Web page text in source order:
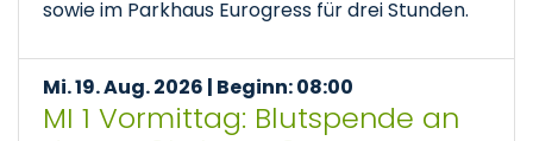
sowie im Parkhaus Eurogress für drei Stunden.
Mi. 19. Aug. 2026 | Beginn: 08:00
MI 1 Vormittag: Blutspende an